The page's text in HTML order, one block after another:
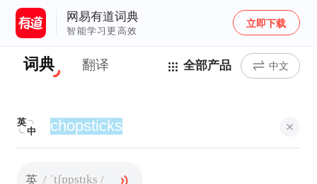
网易有道词典
智能学习更高效
立即下载
词典 翻译 全部产品 中文
英
中
英 / ˈtʃɒpstɪks /